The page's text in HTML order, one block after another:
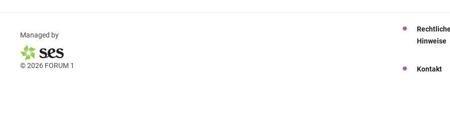
Managed by
© 2026 FORUM 1
Hinweise
Kontakt